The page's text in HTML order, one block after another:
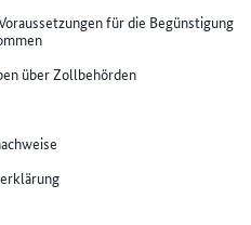
für die Begünstigung
über Zollbehörden